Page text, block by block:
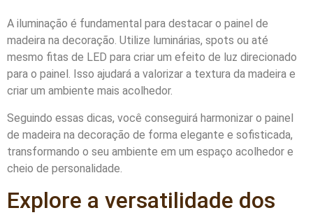
A iluminação é fundamental para destacar o painel de
madeira na decoração. Utilize luminárias, spots ou até
mesmo fitas de LED para criar um efeito de luz direcionado
para o painel. Isso ajudará a valorizar a textura da madeira e
criar um ambiente mais acolhedor.
Seguindo essas dicas, você conseguirá harmonizar o painel
de madeira na decoração de forma elegante e sofisticada,
transformando o seu ambiente em um espaço acolhedor e
cheio de personalidade.
Explore a versatilidade dos